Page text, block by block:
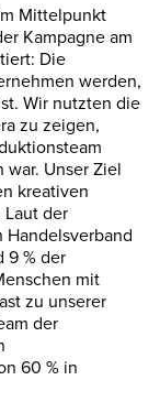
Mittelpunkt
Kampagne am
Die
werden,
Wir nutzten die
zu zeigen,
Unser Ziel
kreativen
der
9 % der
mit
zu unserer
der
60 % in